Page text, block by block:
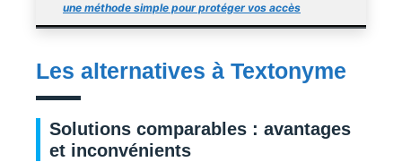
une méthode simple pour protéger vos accès
Les alternatives à Textonyme
Solutions comparables : avantages
et inconvénients